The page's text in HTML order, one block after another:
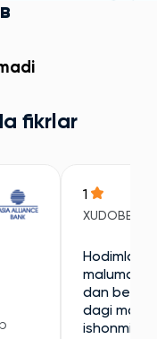
fikrlar
1
XUDOBERDI
Hodimlari
malumotni
dan
dagi
ishonmidi